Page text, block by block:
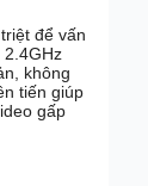
để vấn
không
tiến giúp
gấp